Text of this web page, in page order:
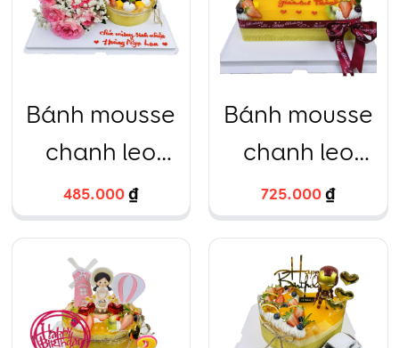
Bánh mousse
chanh leo
tròn kèm bó
hoa hồng
nhập ngoại
tươi
485.000₫
Bánh mousse
chanh leo
vuông
725.000₫